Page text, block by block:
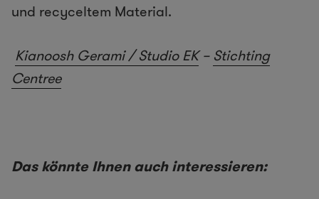
und recyceltem Material.
Kianoosh Gerami / Studio EK– Stichting
Centree
Das könnte Ihnen auch interessieren: